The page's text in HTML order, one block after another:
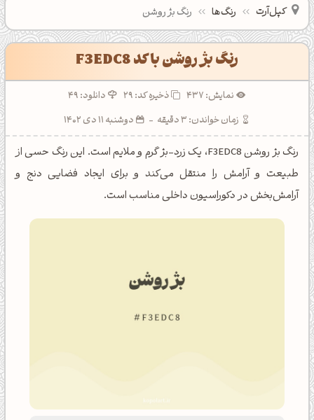
کپل‌آرت رنگ‌ها رنگ بژ روشن
رنگ بژ روشن با کد F3EDC8
نمایش: 437 ذخیره کد:29
دانلود: 49
زمان خواندن: 3 دقیقه
- دوشنبه 11 دی 1402
رنگ بژ روشن F3EDC8، یک زرد-بژ گرم و ملایم است. این رنگ حسی از
طبیعت و آرامش را منتقل می‌کند و برای ایجاد فضایی دنج و
آرامش‌بخش در دکوراسیون داخلی مناسب است.